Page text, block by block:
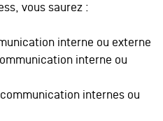
vous saurez :
interne ou externe
interne ou
internes ou